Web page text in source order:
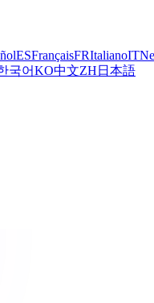
ESFrançaisFRItalianoIT
국어KO中文ZH 日本語